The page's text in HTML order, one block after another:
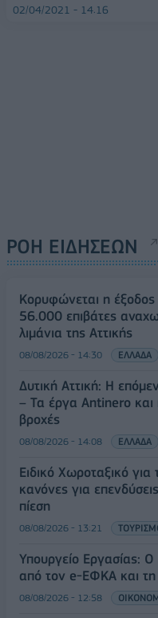
02/04/2021 - 14:16
ΡΟΗ ΕΙΔΗΣΕΩΝ
Κορυφώνεται η
56.000 επιβάτες
λιμάνια της Αττικής
08/08/2026 - 14:30 ΕΛΛΑΔΑ
Δυτική Αττική: Η
– Τα έργα Antinero και
βροχές
08/08/2026 - 14:08 ΕΛΛΑΔΑ
Ειδικό Χωροταξικό για
κανόνες για
πίεση
08/08/2026 - 13:21
Υπουργείο Εργασίας:
από τον e-ΕΦΚΑ και
08/08/2026 - 12:58